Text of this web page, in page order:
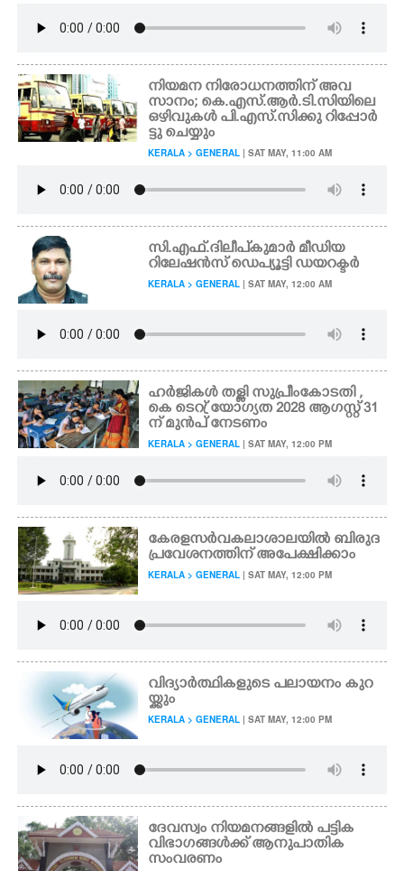
നിയമന നിരോധനത്തിന് അവ
സാനം; കെ.എസ്.ആർ.ടി.സിയിലെ
ഒഴിവുകൾ പി.എസ്.സിക്കു റിപ്പോർ
ട്ടു ചെയ്യും
KERALA > GENERAL | SAT MAY, 11:00 AM
സി.എഫ്.ദിലീപ്കു‌മാർ മീഡിയ
റിലേഷൻസ് ഡെപ്യൂട്ടി ഡയറക്ടർ
KERALA > GENERAL | SAT MAY, 12:00 AM
ഹർജികൾ തള്ളി സുപ്രീംകോടതി ,
കെ ടെറ്ര് യോഗ്യത 2028 ആഗസ്റ്റ് 31
ന് മുൻപ് നേടണം
KERALA > GENERAL | SAT MAY, 12:00 PM
കേരളസർവകലാശാലയിൽ ബിരുദ
പ്രവേശനത്തിന് അപേക്ഷിക്കാം
KERALA > GENERAL | SAT MAY, 12:00 PM
വിദ്യാർത്ഥികളുടെ പലായനം കുറ
യ്ക്കും
KERALA > GENERAL | SAT MAY, 12:00 PM
ദേവസ്വം നിയമനങ്ങളിൽ പട്ടിക
വിഭാഗങ്ങൾക്ക് ആനുപാതിക
സംവരണം